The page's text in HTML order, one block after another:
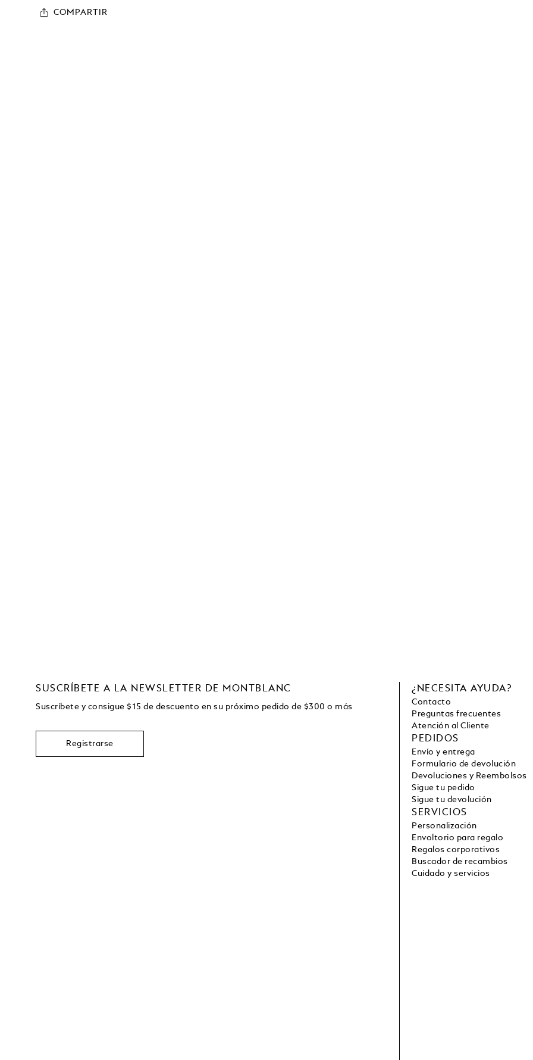
COMPARTIR
SUSCRÍBETE A LA NEWSLETTER DE MONTBLANC
Suscríbete y consigue $15 de descuento en su próximo pedido de $300 o más
Registrarse
¿NECESITA AYUDA?
Contacto
Preguntas frecuentes
Atención al Cliente
PEDIDOS
Envío y entrega
Formulario de devolución
Devoluciones y Reembolsos
Sigue tu pedido
Sigue tu devolución
SERVICIOS
Personalización
Envoltorio para regalo
Regalos corporativos
Buscador de recambios
Cuidado y servicios